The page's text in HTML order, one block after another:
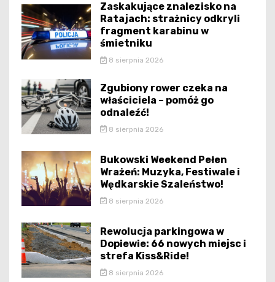
Zaskakujące znalezisko na
Ratajach: strażnicy odkryli
fragment karabinu w
śmietniku
8 sierpnia 2026
Zgubiony rower czeka na
właściciela – pomóż go
odnaleźć!
8 sierpnia 2026
Bukowski Weekend Pełen
Wrażeń: Muzyka, Festiwale i
Wędkarskie Szaleństwo!
8 sierpnia 2026
Rewolucja parkingowa w
Dopiewie: 66 nowych miejsc i
strefa Kiss&Ride!
8 sierpnia 2026